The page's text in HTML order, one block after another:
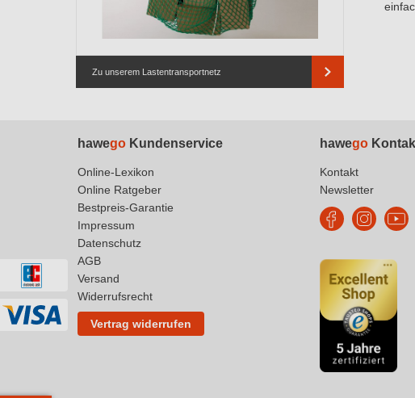
Zu unserem Lastentransportnetz
hawego Kundenservice
Online-Lexikon
Online Ratgeber
Bestpreis-Garantie
Impressum
Datenschutz
AGB
Versand
Widerrufsrecht
Vertrag widerrufen
hawego
Kontakt
Newsletter